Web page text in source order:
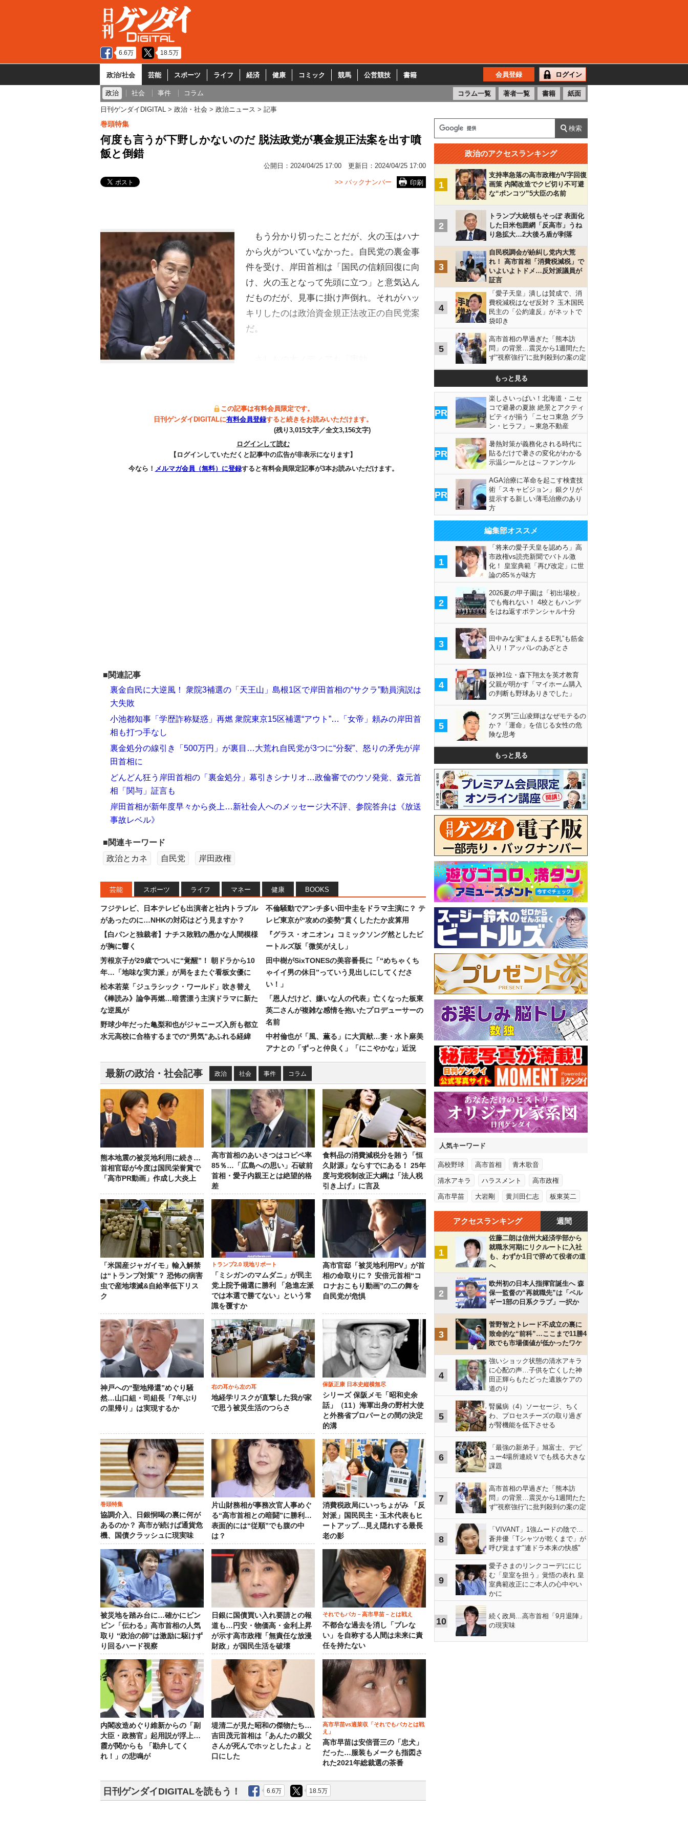
6.6万 18.5万
政治/社会 芸能 スポーツ ライフ 経済 健康 コミック 競馬 公営競技 書籍 会員登録 ログイン
政治 社会 事件 コラム コラム一覧 著者一覧 書籍 紙面
日刊ゲンダイDIGITAL 政治・社会 政治ニュース 記事
巻頭特集
何度も言うが下野しかないのだ 脱法政党が裏金規正法案を出す噴
飯と倒錯
公開日： 2024/04/25 17:00 更新日： 2024/04/25 17:00
印刷
>> バックナンバー
もう分かり切ったことだが、火の玉はハナ
から火がついていなかった。自民党の裏金事
件を受け、岸田首相は「国民の信頼回復に向
け、火の玉となって先頭に立つ」と意気込ん
だものだが、見事に掛け声倒れ。それがハッ
キリしたのは政治資金規正法改正の自民党案
だ。
この記事は有料会員限定です。
日刊ゲンダイDIGITALに有料会員登録すると続きをお読みいただけます。
(残り3,015文字／全文3,156文字)
ログインして読む
【ログインしていただくと記事中の広告が非表示になります】
今なら！ メルマガ会員（無料）に登録すると有料会員限定記事が3本お読みいただけます。
■関連記事
裏金自民に大逆風！ 衆院3補選の「天王山」島根1区で岸田首相の“サクラ”動員演説は
大失敗
小池都知事「学歴詐称疑惑」再燃 衆院東京15区補選“アウト”…「女帝」頼みの岸田首
相も打つ手なし
裏金処分の線引き「500万円」が裏目…大荒れ自民党が3つに“分裂”、怒りの矛先が岸
田首相に
どんどん狂う岸田首相の「裏金処分」幕引きシナリオ…政倫審でのウソ発覚、森元首
相「関与」証言も
岸田首相が新年度早々から炎上…新社会人へのメッセージ大不評、参院答弁は《放送
事故レベル》
■関連キーワード
政治とカネ
自民党 岸田政権
芸能 スポーツ ライフ マネー 健康 BOOKS
フジテレビ、日本テレビも出演者と社内トラブル
があったのに…NHKの対応はどう見ますか？
【白パンと独裁者】ナチス敗戦の愚かな人間模様
が胸に響く
芳根京子が29歳でついに“覚醒”！ 朝ドラから10
年…「地味な実力派」が局をまたぐ看板女優に
松本若菜「ジュラシック・ワールド」吹き替え
《棒読み》論争再燃…暗雲漂う主演ドラマに新た
な逆風が
野球少年だった亀梨和也がジャニーズ入所も都立
水元高校に合格するまでの“男気”あふれる経緯
不倫騒動でアンチ多い田中圭をドラマ主演に？ テ
レビ東京が“攻めの姿勢”貫くしたたか皮算用
『グラス・オニオン』コミックソング然としたビ
ートルズ版「微笑がえし」
田中樹がSixTONESの美容番長に「“めちゃくち
ゃイイ男の休日”っていう見出しにしてくださ
い！」
「恩人だけど、嫌いな人の代表」亡くなった板東
英二さんが複雑な感情を抱いたプロデューサーの
名前
中村倫也が「風、薫る」に大貢献…妻・水卜麻美
アナとの「ずっと仲良く」「にこやかな」近況
最新の政治・社会記事 政治 社会 事件 コラム
熊本地震の被災地利用に続き…
首相官邸が今度は国民栄誉賞で
「高市PR動画」作成し大炎上
高市首相のあいさつはコピペ率
85％…「広島への思い」石破前
首相・愛子内親王とは絶望的格
差
食料品の消費減税分を賄う「恒
久財源」ならすでにある！ 25年
度与党税制改正大綱は「法人税
引き上げ」に言及
「米国産ジャガイモ」輸入解禁
は“トランプ対策”？ 恐怖の病害
虫で産地壊滅&自給率低下リス
ク
トランプ2.0 現地リポート
「ミシガンのマムダニ」が民主
党上院予備選に勝利 「急進左派
では本選で勝てない」という常
識を覆すか
高市官邸「被災地利用PV」が首
相の命取りに？ 安倍元首相“コ
ロナおこもり動画”の二の舞を
自民党が危惧
神戸への“聖地帰還”めぐり騒
然…山口組・司組長「7年ぶり
の里帰り」は実現するか
右の耳から左の耳
地経学リスクが直撃した我が家
で思う被災生活のつらさ
保阪正康 日本史縦横無尽
シリーズ 保阪メモ「昭和史余
話」（11）海軍出身の野村大使
と外務省プロパーとの間の決定
的溝
巻頭特集
協調介入、日銀恫喝の裏に何が
あるのか？ 高市が続けば通貨危
機、国債クラッシュに現実味
片山財務相が事務次官人事めぐ
る“高市首相との暗闘”に勝利…
表面的には“従順”でも腹の中
は？
消費税政局にいっちょがみ 「反
対派」国民民主・玉木代表もヒ
ートアップ…見え隠れする最長
老の影
被災地を踏み台に…確かにビン
ビン「伝わる」高市首相の人気
取り “政治の師”は激励に駆けず
り回るハード視察
日銀に国債買い入れ要請との報
道も…円安・物価高・金利上昇
が示す高市政権「無責任な放漫
財政」が国民生活を破壊
それでもバカ－高市早苗－とは戦え
不都合な過去を消し「ブレな
い」を自称する人間は未来に責
任を持たない
内閣改造めぐり維新からの「副
大臣・政務官」起用説が浮上…
霞が関からも 「勘弁してく
れ！」の悲鳴が
堤清二が見た昭和の傑物たち…
吉田茂元首相は「あんたの親父
さんが死んでホッとしたよ」と
口にした
高市早苗vs適菜収「それでもバカとは戦
え」
高市早苗は安倍晋三の「忠犬」
だった…服装もメークも指図さ
れた2021年総裁選の茶番
日刊ゲンダイDIGITALを読もう！ 6.6万 18.5万
政治のアクセスランキング
1
支持率急落の高市政権がV字回復
画策 内閣改造でクビ切り不可避
な“ポンコツ”5大臣の名前
2
トランプ大統領もそっぽ 表面化
した日米包囲網「反高市」うね
り急拡大…2大後ろ盾が剥落
3
自民税調会が紛糾し党内大荒
れ！ 高市首相「消費税減税」で
いよいよトドメ…反対派議員が
証言
4
「愛子天皇」潰しは賛成で、消
費税減税はなぜ反対？ 玉木国民
民主の「公約違反」がネットで
袋叩き
5
高市首相の早過ぎた「熊本訪
問」の背景…震災から1週間たた
ず“視察強行”に批判殺到の案の定
もっと見る
PR
楽しさいっぱい！北海道・ニセ
コで避暑の夏旅 絶景とアクティ
ビティが揃う「ニセコ東急 グラ
ン・ヒラフ」～東急不動産
PR
暑熱対策が義務化される時代に
貼るだけで暑さの変化がわかる
示温シールとは～ファンケル
PR
AGA治療に革命を起こす検査技
術「スキャビジョン」銀クリが
提示する新しい薄毛治療のあり
方
編集部オススメ
1
「将来の愛子天皇を認めろ」高
市政権vs読売新聞でバトル激
化！ 皇室典範「再び改定」に世
論の85％が味方
2
2026夏の甲子園は「初出場校」
でも侮れない！ 4校ともハンデ
をはね返すポテンシャル十分
3
田中みな実“まんまるE乳”も筋金
入り！アッパレのあざとさ
4
阪神1位・森下翔太を英才教育
父親が明かす「マイホーム購入
の判断も野球ありきでした」
5
“クズ男”三山凌輝はなぜモテるの
か？「運命」を信じる女性の危
険な思考
もっと見る
人気キーワード
高校野球 高市首相 青木歌音
清水アキラ ハラスメント 高市政権
高市早苗 大岩剛 黄川田仁志 板東英二
アクセスランキング 週間
1
佐藤二朗は信州大経済学部から
就職氷河期にリクルートに入社
も、わずか1日で辞めて役者の道
へ
2
欧州初の日本人指揮官誕生へ 森
保一監督の“再就職先”は「ベル
ギー1部の日系クラブ」一択か
3
菅野智之トレード不成立の裏に
致命的な“前科”…ここまで11勝4
敗でも市場価値が低かったワケ
4
強いショック状態の清水アキラ
に心配の声…子供を亡くした神
田正輝らもたどった遺族ケアの
道のり
5
腎臓病（4）ソーセージ、ちく
わ、プロセスチーズの取り過ぎ
が腎機能を低下させる
6
「最強の新弟子」旭富士、デビ
ュー4場所連続Ｖでも残る大きな
課題
7
高市首相の早過ぎた「熊本訪
問」の背景…震災から1週間たた
ず“視察強行”に批判殺到の案の定
8
「VIVANT」1強ムードの陰で…
蒼井優「Tシャツが乾くまで」が
呼び覚ます"連ドラ本来の快感"
9
愛子さまのリンクコーデににじ
む「皇室を担う」覚悟の表れ 皇
室典範改正にご本人の心中やい
かに
10
続く政局…高市首相「9月退陣」
の現実味